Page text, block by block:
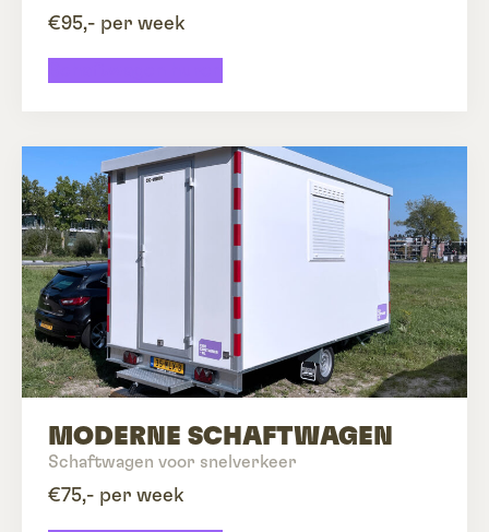
€95,- per week
MODERNE SCHAFTWAGEN
Schaftwagen voor snelverkeer
€75,- per week